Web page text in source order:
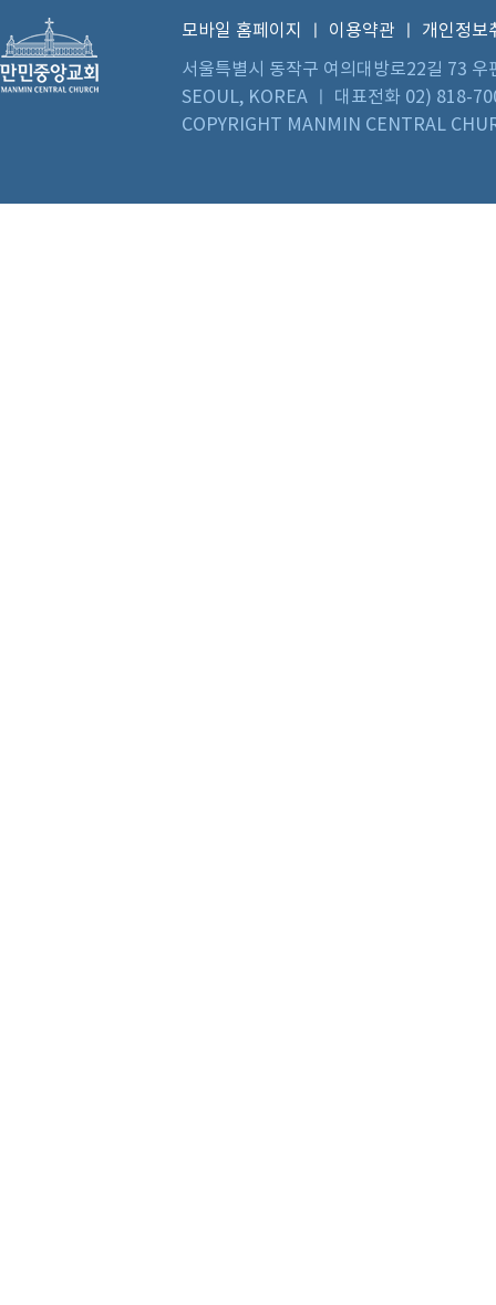
모바일 홈페이지 이용약관
개인정보
서울특별시 동작구 여의대방로22길 73
SEOUL, KOREA ㅣ 대표전화 02) 818-
COPYRIGHT MANMIN CENTRAL